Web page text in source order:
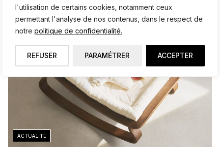
l'utilisation de certains cookies, notamment ceux
permettant l'analyse de nos contenus, dans le respect de
notre politique de confidentialité.
PARAMÉTRER
REFUSER ACCEPTER